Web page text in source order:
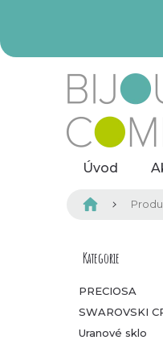
Úvod
Domů
P
o
s
Přeskočit
Kategorie
PRECIOSA
SWAROVSKI
Uranové sklo